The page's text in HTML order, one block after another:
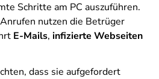
Schritte am PC auszuführen.
nutzen die Betrüger
E-Mails, infizierte Webseiten
dass sie aufgefordert